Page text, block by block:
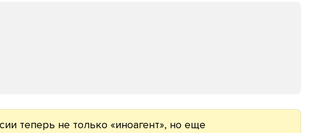
теперь не только «иноагент», но еще